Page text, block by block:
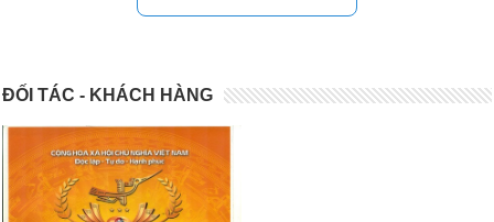
ĐỐI TÁC - KHÁCH HÀNG